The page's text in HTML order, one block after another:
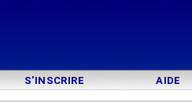
S'INSCRIRE AIDE